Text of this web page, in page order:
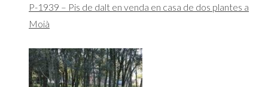
P-1939 – Pis de dalt en venda en casa de dos plantes a
Moià